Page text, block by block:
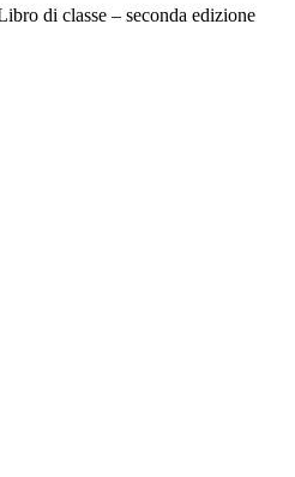
di classe – seconda edizione